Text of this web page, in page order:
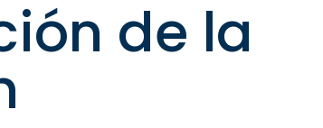
de la